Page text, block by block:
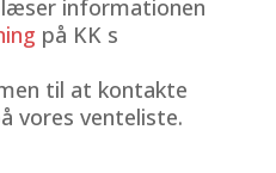
informationen
på KK s
til at kontakte
vores venteliste.